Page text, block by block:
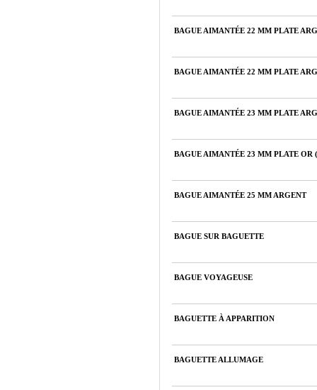
BAGUE AIMANTÉE 22 MM PLATE
BAGUE AIMANTÉE 22 MM PLATE
BAGUE AIMANTÉE 23 MM PLATE
BAGUE AIMANTÉE 23 MM PLATE
BAGUE AIMANTÉE 25 MM ARGENT
BAGUE SUR BAGUETTE
BAGUE VOYAGEUSE
BAGUETTE À APPARITION
BAGUETTE ALLUMAGE